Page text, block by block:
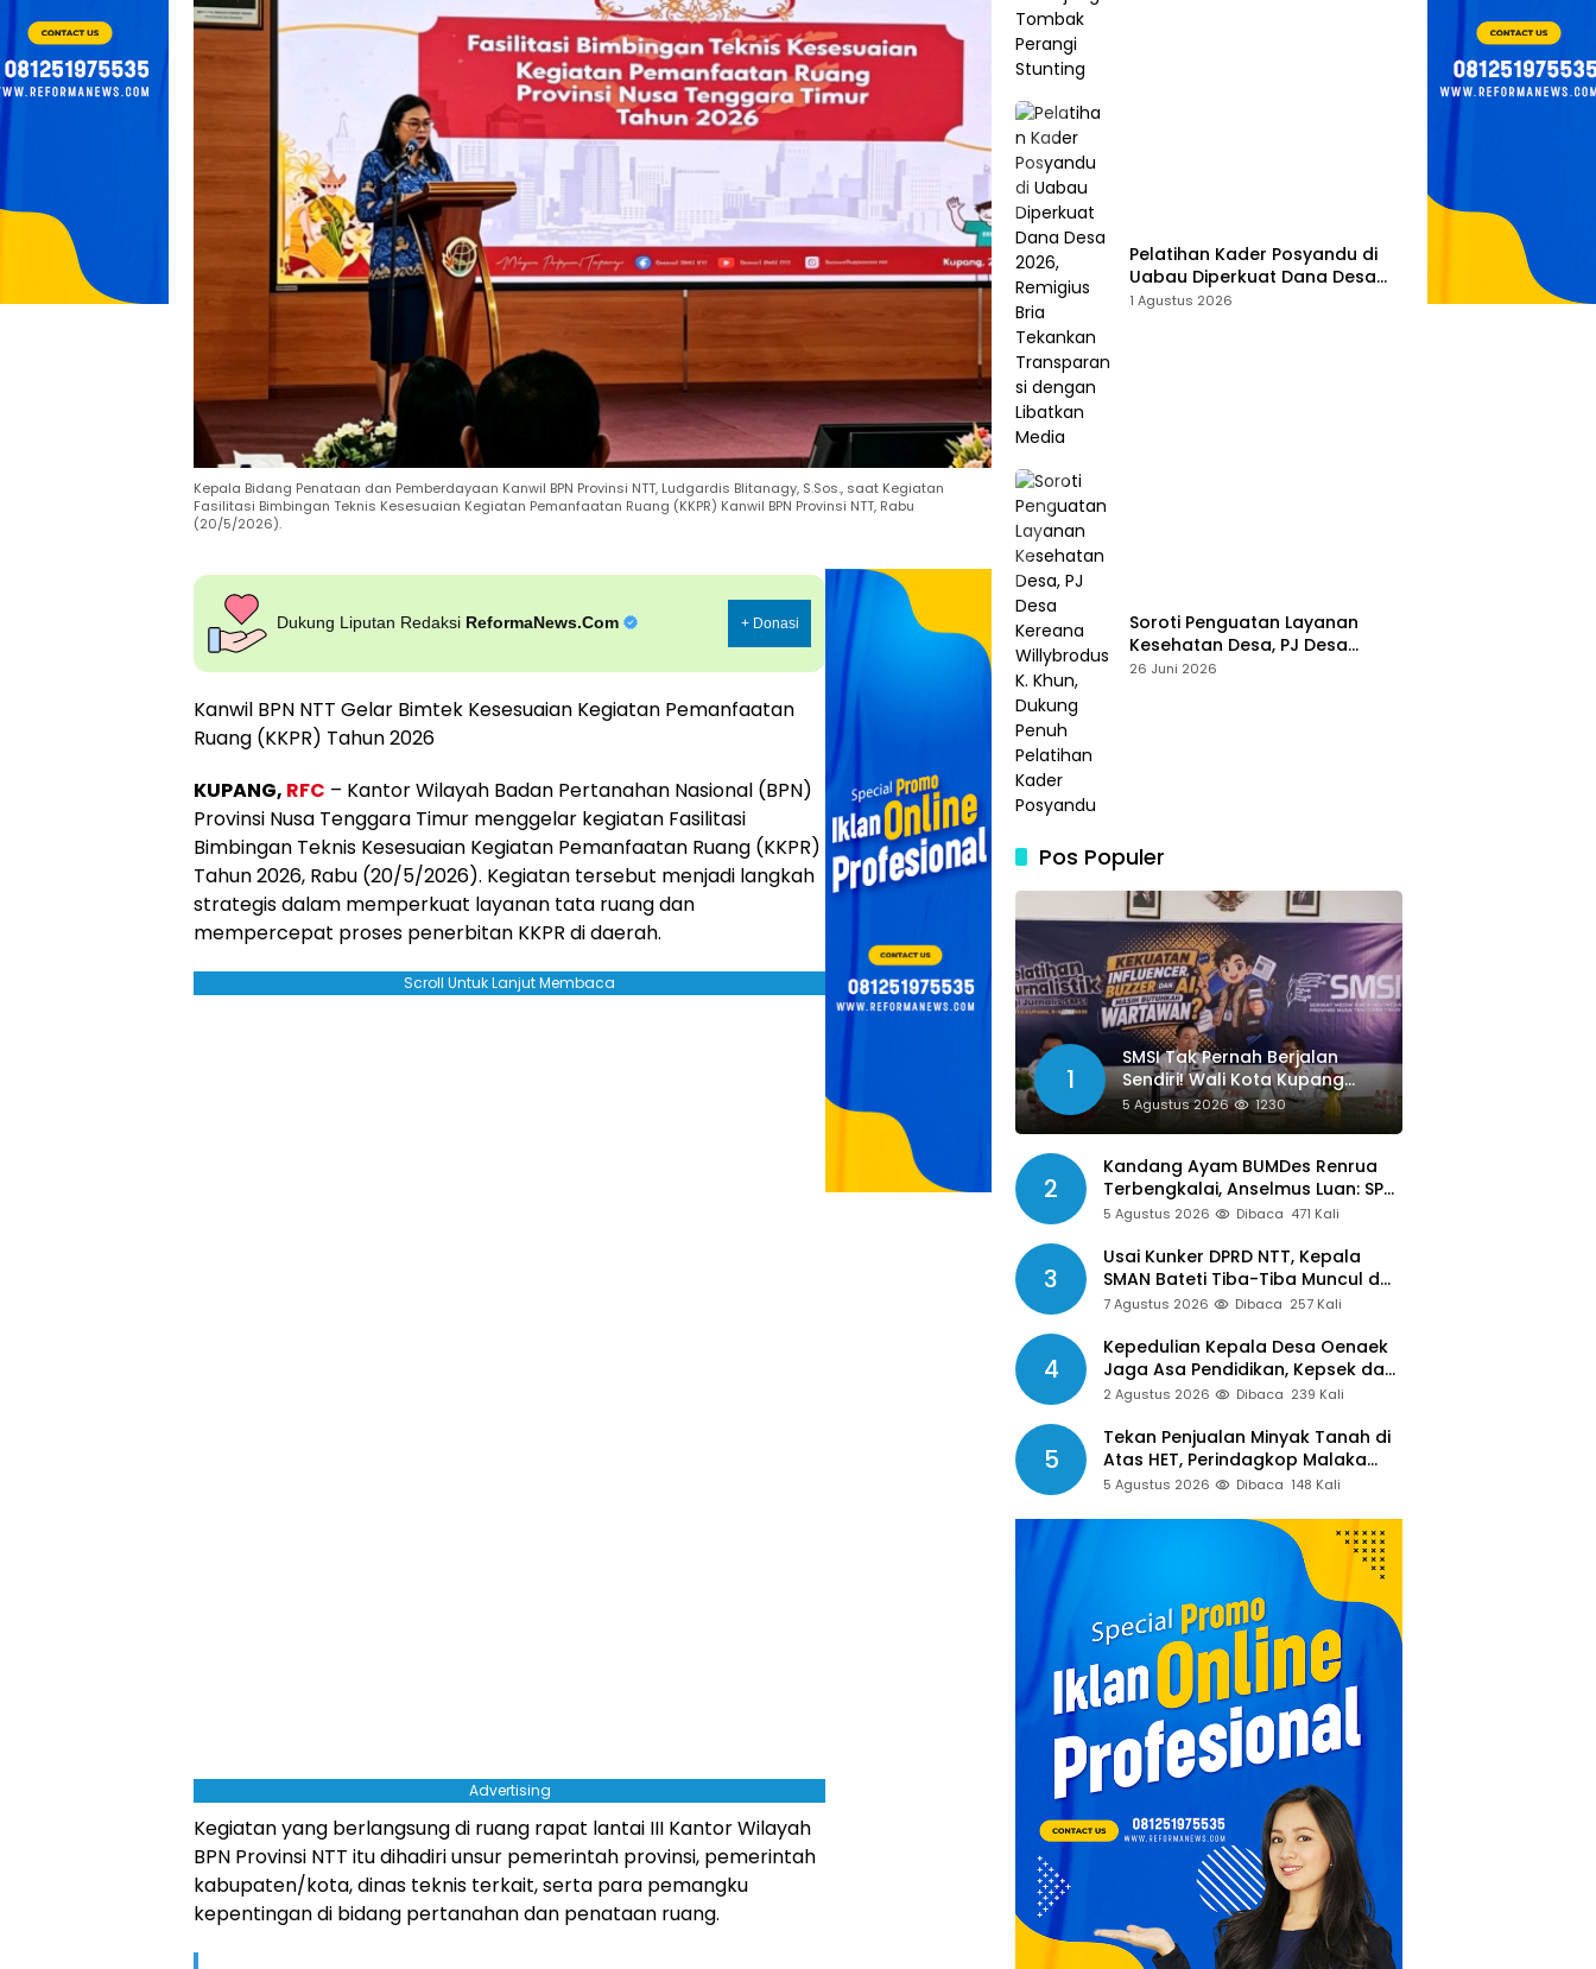
Kepala Bidang Penataan dan Pemberdayaan Kanwil BPN Provinsi NTT, Ludgardis Blitanagy, S.Sos., saat Kegiatan
Fasilitasi Bimbingan Teknis Kesesuaian Kegiatan Pemanfaatan Ruang (KKPR) Kanwil BPN Provinsi NTT, Rabu
(20/5/2026).
Dukung Liputan Redaksi ReformaNews.Com + Donasi
Kanwil BPN NTT Gelar Bimtek Kesesuaian Kegiatan Pemanfaatan
Ruang (KKPR) Tahun 2026
KUPANG, RFC – Kantor Wilayah Badan Pertanahan Nasional (BPN)
Provinsi Nusa Tenggara Timur menggelar kegiatan Fasilitasi
Bimbingan Teknis Kesesuaian Kegiatan Pemanfaatan Ruang (KKPR)
Tahun 2026, Rabu (20/5/2026). Kegiatan tersebut menjadi langkah
strategis dalam memperkuat layanan tata ruang dan
mempercepat proses penerbitan KKPR di daerah.
Scroll Untuk Lanjut Membaca
Advertising
Kegiatan yang berlangsung di ruang rapat lantai III Kantor Wilayah
BPN Provinsi NTT itu dihadiri unsur pemerintah provinsi, pemerintah
kabupaten/kota, dinas teknis terkait, serta para pemangku
kepentingan di bidang pertanahan dan penataan ruang.
Pelatihan Kader Posyandu di
Uabau Diperkuat Dana Desa
2026, Remigius Bria Tekankan
1 Agustus 2026
Soroti Penguatan Layanan
Kesehatan Desa, PJ Desa
Kereana Willybrodus K. Khun,
26 Juni 2026
Pos Populer
1
SMSI Tak Pernah Berjalan
Sendiri! Wali Kota Kupang
Siap Libatkan Jurnalis dalam
Publikasi Program Pemkot
5 Agustus 2026 1230
2
Kandang Ayam BUMDes Renrua
Terbengkalai, Anselmus Luan: SPJ
Belum Rampung, Hak Aparat Desa
5 Agustus 2026 Dibaca 471 Kali
3
Usai Kunker DPRD NTT, Kepala
SMAN Bateti Tiba-Tiba Muncul dan
Gelar Rapat Mendadak, Guru
Belum Dibayar
7 Agustus 2026 Dibaca 257 Kali
4
Kepedulian Kepala Desa Oenaek
Jaga Asa Pendidikan, Kepsek dan
Guru Sampaikan Apresiasi
2 Agustus 2026 Dibaca 239 Kali
5
Tekan Penjualan Minyak Tanah di
Atas HET, Perindagkop Malaka
Siapkan Spanduk dan Nomor
5 Agustus 2026 Dibaca 148 Kali